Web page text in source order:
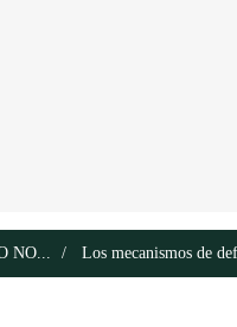
NO... Los mecanismos de